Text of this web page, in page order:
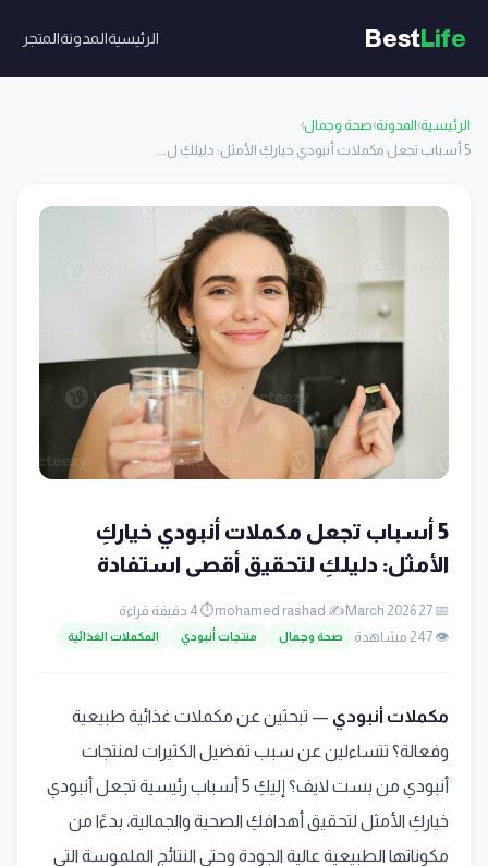
BestLife الرئيسيةالمدونةالمتجر
الرئيسية›المدونة›صحة وجمال›
5 أسباب تجعل مكملات أنبودي خياركِ الأمثل: دليلكِ ل...
5 أسباب تجعل مكملات أنبودي خياركِ
الأمثل: دليلكِ لتحقيق أقصى استفادة
📅 27 March 2026
✍️ mohamed rashad
⏱️ 4 دقيقة قراءة
👁️ 247 مشاهدة
صحة وجمال منتجات أنبودي المكملات الغذائية
مكملات أنبودي — تبحثين عن مكملات غذائية طبيعية
وفعالة؟ تتساءلين عن سبب تفضيل الكثيرات لمنتجات
أنبودي من بست لايف؟ إليكِ 5 أسباب رئيسية تجعل أنبودي
خياركِ الأمثل لتحقيق أهدافكِ الصحية والجمالية، بدءًا من
مكوناتها الطبيعية عالية الجودة وحتى النتائج الملموسة التي